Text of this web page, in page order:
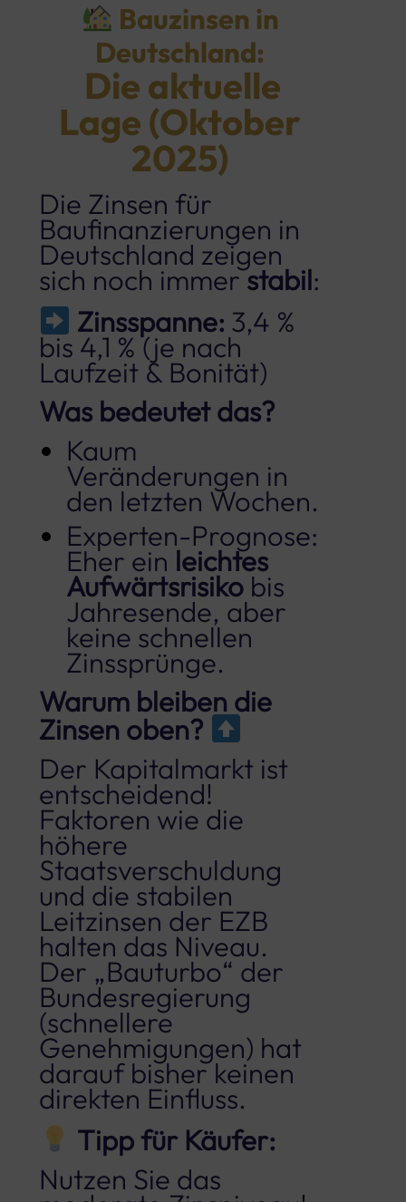
Bauzinsen in
Deutschland:
Die aktuelle
Lage (Oktober
2025)
Die Zinsen für
Baufinanzierungen in
Deutschland zeigen
sich noch immerstabil:
Zinsspanne: 3,4 %
bis 4,1 % (je nach
Laufzeit & Bonität)
Was bedeutet das?
Kaum
Veränderungen in
den letzten Wochen.
Experten-Prognose:
Eher ein leichtes
Aufwärtsrisiko bis
Jahresende, aber
keine schnellen
Zinssprünge.
Warum bleiben die
Zinsen oben?
Der Kapitalmarkt ist
entscheidend!
Faktoren wie die
höhere
Staatsverschuldung
und die stabilen
Leitzinsen der EZB
halten das Niveau.
Der „Bauturbo“ der
Bundesregierung
(schnellere
Genehmigungen) hat
darauf bisher keinen
direkten Einfluss.
Tipp für Käufer:
Nutzen Sie das